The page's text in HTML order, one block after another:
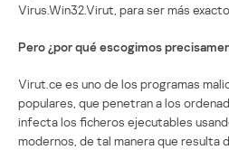
Virus.Win32.Virut, para ser más
Pero ¿por qué escogimos
Virut.ce es uno de los programas
populares, que penetran a los
infecta los ficheros ejecutables
modernos, de tal manera que resulta